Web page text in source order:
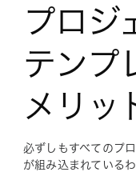
プロジ
テンプ
メリッ
必ずしもすべてのプ
が組み込まれている